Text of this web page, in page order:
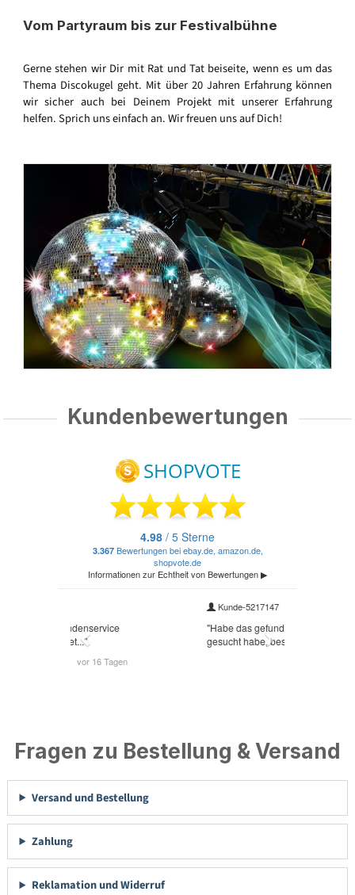
Vom Partyraum bis zur Festivalbühne
Gerne stehen wir Dir mit Rat und Tat beiseite, wenn es um das
Thema Discokugel geht. Mit über 20 Jahren Erfahrung können
wir sicher auch bei Deinem Projekt mit unserer Erfahrung
helfen. Sprich uns einfach an. Wir freuen uns auf Dich!
Kundenbewertungen
Fragen zu Bestellung & Versand
Versand und Bestellung
Zahlung
Reklamation und Widerruf